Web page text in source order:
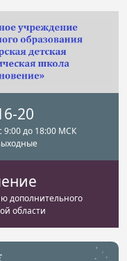
20
до 18:00 МСК
дополнительного
области